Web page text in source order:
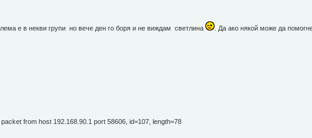
е в некви групи но вече ден го боря и не виждам светлина . Да ако някой може да
from host 192.168.90.1 port 58606, id=107, length=78